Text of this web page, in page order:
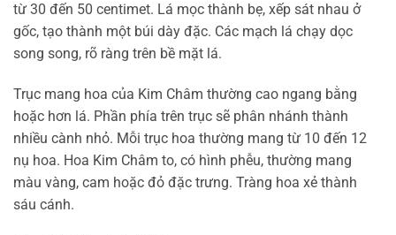
từ 30 đến 50 centimet. Lá mọc thành bẹ, xếp sát nhau ở
gốc, tạo thành một búi dày đặc. Các mạch lá chạy dọc
song song, rõ ràng trên bề mặt lá.
Trục mang hoa của Kim Châm thường cao ngang bằng
hoặc hơn lá. Phần phía trên trục sẽ phân nhánh thành
nhiều cành nhỏ. Mỗi trục hoa thường mang từ 10 đến 12
nụ hoa. Hoa Kim Châm to, có hình phễu, thường mang
màu vàng, cam hoặc đỏ đặc trưng. Tràng hoa xẻ thành
sáu cánh.